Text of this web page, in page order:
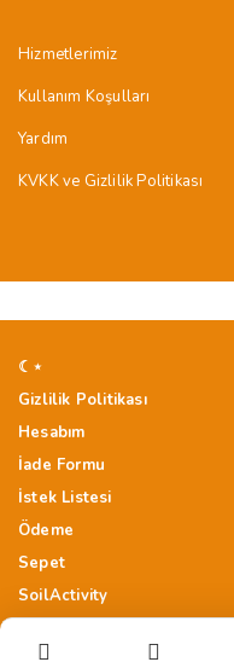
Hizmetlerimiz
Kullanım Koşulları
Yardım
KVKK ve Gizlilik Politikası
☾⋆
Gizlilik Politikası
Hesabım
İade Formu
İstek Listesi
Ödeme
Sepet
SoilActivity
Tüm